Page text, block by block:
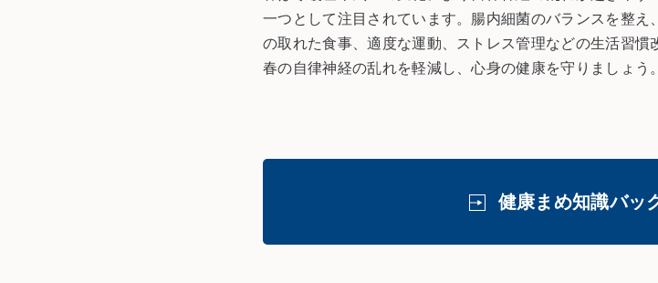
一つとして注目されています。腸内細菌のバランスを整
の取れた食事、適度な運動、ストレス管理などの生活習慣
春の自律神経の乱れを軽減し、心身の健康を守りましょう。
健康まめ知識バッ